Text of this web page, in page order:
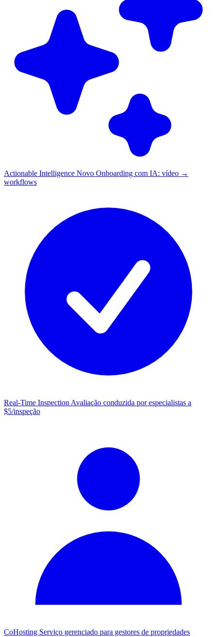
Actionable Intelligence Novo Onboarding com IA: vídeo →
workflows
Real-Time Inspection Avaliação conduzida por especialistas a
$5/inspeção
CoHosting Serviço gerenciado para gestores de propriedades